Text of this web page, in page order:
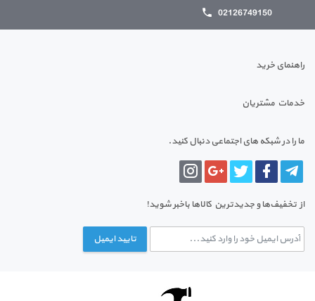
02126749150
راهنمای خرید
خدمات مشتریان
ما را در شبکه های اجتماعی دنبال کنید.
از تخفیف‌ها و جدیدترین‌ کالاها باخبر شوید!
تایید ایمیل